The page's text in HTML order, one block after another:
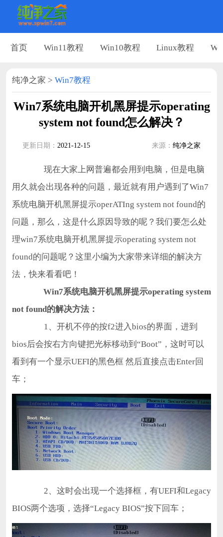
首页 Win11教程 Win10教程 Linux教程
纯净之家 > Win7教程
Win7系统电脑开机黑屏提示operating
system not found怎么解决？
更新日期： 2021-12-15 来源：纯净之家
现在大家上网普遍都会用到电脑，但是电脑
用久就会出现各种的问题，最近就有用户遇到了Win7
系统电脑开机黑屏提示operATIng system not found的
问题，那么，这是什么原因导致的呢？我们要怎么处
理win7系统电脑开机黑屏提示operating system not
found的问题呢？这里小编为大家带来详细的解决方
法，快来看看吧！
Win7系统电脑开机黑屏提示operating system
not found的解决方法：
1、开机不停的按f2进入bios的界面，进到
bios后会按右方向键把光标移动到“Boot”，这时可以
看到有一个显示UEFI的黑色框 然后直接点击Enter回
车；
2、这时会出现一个选择框，有UEFI和Legacy
BIOS两个选项，选择“Legacy BIOS”按下回车；